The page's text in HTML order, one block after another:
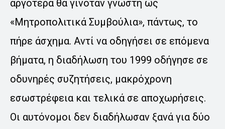
αργότερα θα γινόταν γνωστή ως
«Μητροπολιτικά Συμβούλια», πάντως, το
πήρε άσχημα. Αντί να οδηγήσει σε επόμενα
βήματα, η διαδήλωση του 1999 οδήγησε σε
οδυνηρές συζητήσεις, μακρόχρονη
εσωστρέφεια και τελικά σε αποχωρήσεις.
Οι αυτόνομοι δεν διαδήλωσαν ξανά για δύο